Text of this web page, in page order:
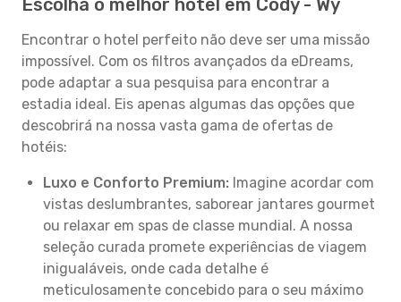
Escolha o melhor hotel em Cody - Wy
Encontrar o hotel perfeito não deve ser uma missão
impossível. Com os filtros avançados da eDreams,
pode adaptar a sua pesquisa para encontrar a
estadia ideal. Eis apenas algumas das opções que
descobrirá na nossa vasta gama de ofertas de
hotéis:
Luxo e Conforto Premium: Imagine acordar com
vistas deslumbrantes, saborear jantares gourmet
ou relaxar em spas de classe mundial. A nossa
seleção curada promete experiências de viagem
inigualáveis, onde cada detalhe é
meticulosamente concebido para o seu máximo